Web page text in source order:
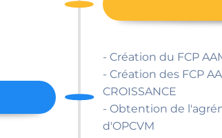
- Création du FCP
- Création des FCP
CROISSANCE
- Obtention de
d'OPCVM